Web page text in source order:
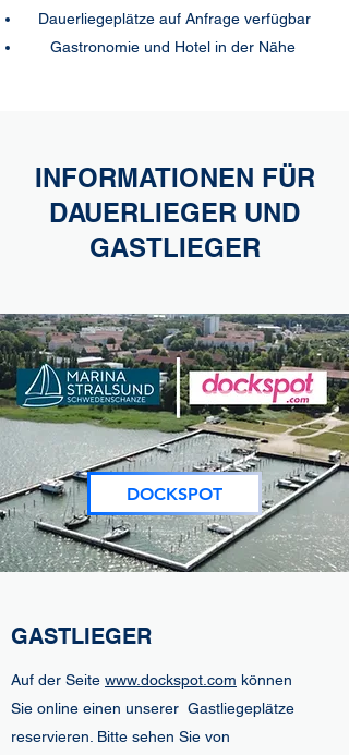
Dauerliegeplätze auf Anfrage verfügbar
Gastronomie und Hotel in der Nähe
INFORMATIONEN FÜR
DAUERLIEGER UND
GASTLIEGER
DOCKSPOT
GASTLIEGER
Auf der Seite www.dockspot.com können
Sie online einen unserer Gastliegeplätze
reservieren. Bitte sehen Sie von